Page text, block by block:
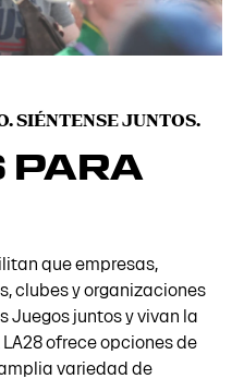
SIÉNTENSE JUNTOS.
PARA
que empresas,
clubes y organizaciones
Juegos juntos y vivan la
ofrece opciones de
variedad de